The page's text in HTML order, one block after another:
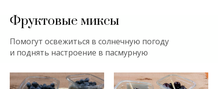
Фруктовые миксы
Помогут освежиться в солнечную погоду
и поднять настроение в пасмурную